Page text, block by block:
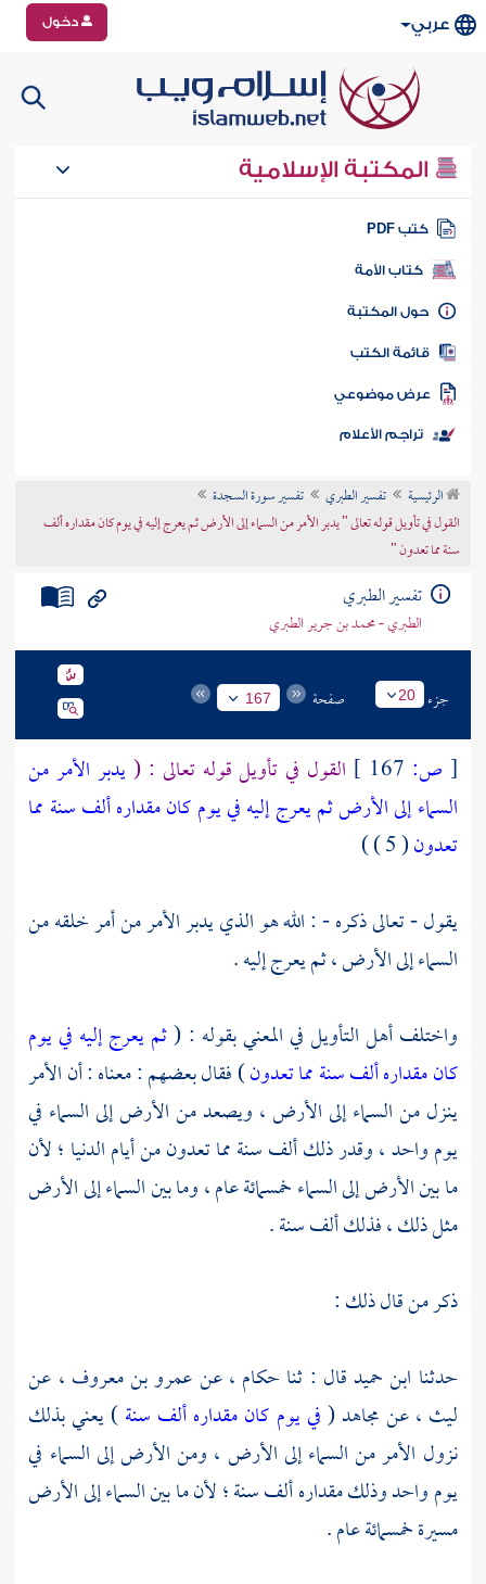
عربي دخول
المكتبة الإسلامية
كتب PDF
كتاب الأمة
المكتبة
الكتب
موضوعي
تراجم الأعلام
الرئيسية تفسير الطبري
تفسير سورة السجدة
القول في تأويل قوله تعالى " يدبر الأمر من السماء إلى الأرض ثم يعرج إليه في يوم كان مقداره ألف
سنة مما تعدون "
تفسير الطبري
الطبري - محمد بن جرير الطبري
جزء 20 صفحة 167
[ ص: القول في تأويل قوله تعالى : (يدبر الأمر من
السماء إلى الأرض ثم يعرج إليه في يوم كان مقداره ألف سنة مما
تعدون( 5 ) )
يقول - تعالى ذكره - : الله هو الذي يدبر الأمر من أمر خلقه من
السماء إلى الأرض ، ثم يعرج إليه .
واختلف أهل التأويل في المعني بقوله : (ثم يعرج إليه في يوم
كان مقداره ألف سنة مما تعدون) فقال بعضهم : معناه : أن الأمر
ينزل من السماء إلى الأرض ، ويصعد من الأرض إلى السماء في
يوم واحد ، وقدر ذلك ألف سنة مما تعدون من أيام الدنيا ؛ لأن
ما بين الأرض إلى السماء خمسمائة عام ، وما بين السماء إلى الأرض
مثل ذلك ، فذلك ألف سنة .
ذكر من قال ذلك :
حدثنا ابن حميدقال : ثنا حكام ،عنعمرو بن معروف ، عن
ليث ،عنمجاهد(في يوم كان مقداره ألف سنة) يعني بذلك
نزول الأمر من السماء إلى الأرض ، ومن الأرض إلى السماء في
يوم واحد وذلك مقداره ألف سنة ؛ لأن ما بين السماء إلى الأرض
مسيرة خمسمائة عام .